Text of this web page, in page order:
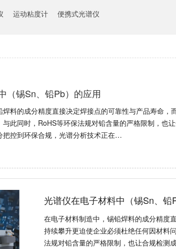
运动粘度计 便携式光谱仪
（锡Sn、铅Pb）的应用
料的成分精度直接决定焊接点的可靠性与产品寿命
此同时，RoHS等环保法规对铅含量的严格限制，也
把控到环保合规，光谱分析技术正在…
光谱仪在电子材料中（锡Sn、铅
在电子材料制造中，锡铅焊料的成分精度
持续攀升更迫使企业必须杜绝任何因材料
法规对铅含量的严格限制，也让合规检测